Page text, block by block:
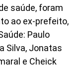
saúde, foram
ao ex-prefeito,
Paulo
Silva, Jonatas
e Cheick